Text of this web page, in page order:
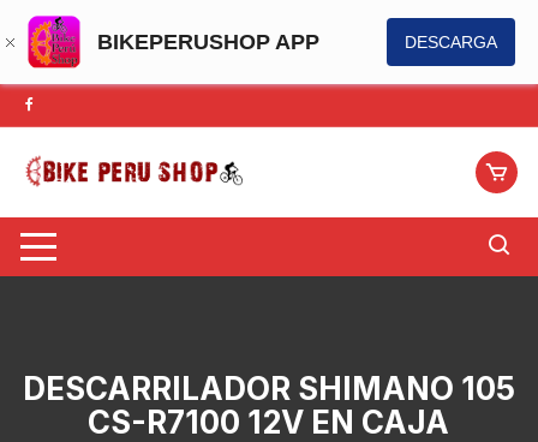
BIKEPERUSHOP APP DESCARGA
Saltar
al
contenido
DESCARRILADOR SHIMANO 105
CS-R7100 12V EN CAJA